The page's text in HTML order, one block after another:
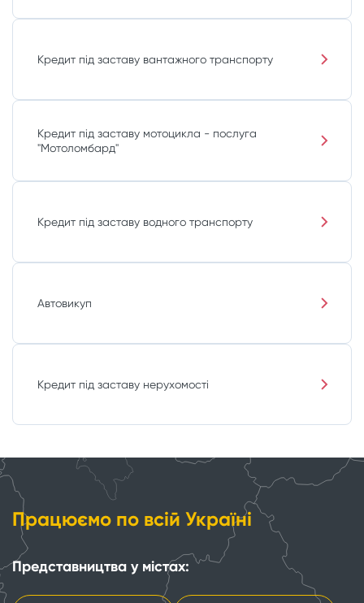
Кредит під заставу вантажного транспорту
Кредит під заставу мотоцикла - послуга
"Мотоломбард"
Кредит під заставу водного транспорту
Автовикуп
Кредит під заставу нерухомості
Працюємо по всій Україні
Представництва у містах: